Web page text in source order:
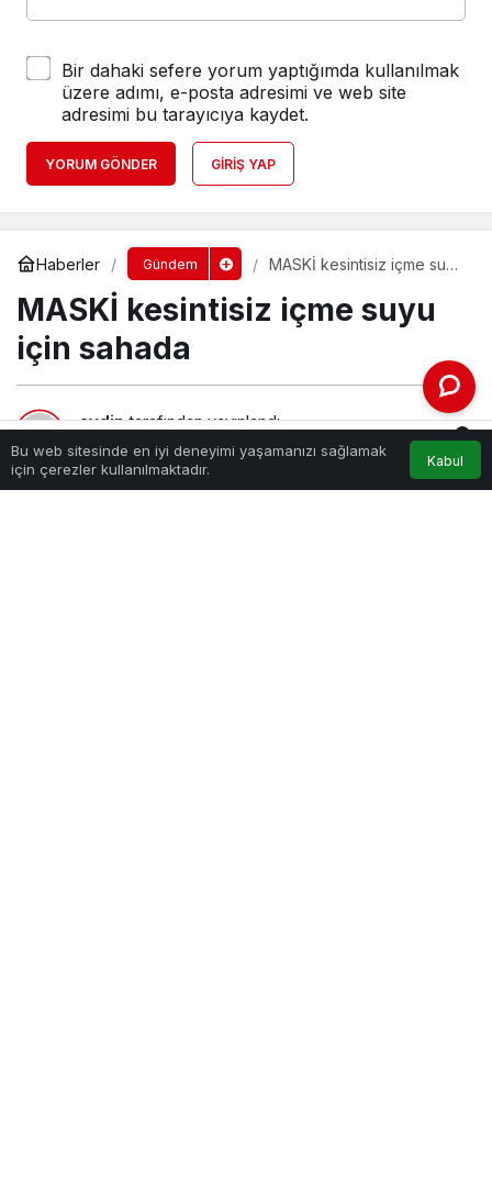
Bir dahaki sefere yorum yaptığımda kullanılmak
üzere adımı, e-posta adresimi ve web site
adresimi bu tarayıcıya kaydet.
YORUM GÖNDER GIRIŞ YAP
Haberler Gündem
MASKİ kesintisiz içme suyu
MASKİ kesintisiz içme suyu
için sahada
aydintarafından yayınlandı
27 Mayıs 2025, 00:59yayınlandı
71
Bu web sitesinde en iyi deneyimi yaşamanızı sağlamak
için çerezler kullanılmaktadır.
Kabul
Anasayfa Akış Bildirimler